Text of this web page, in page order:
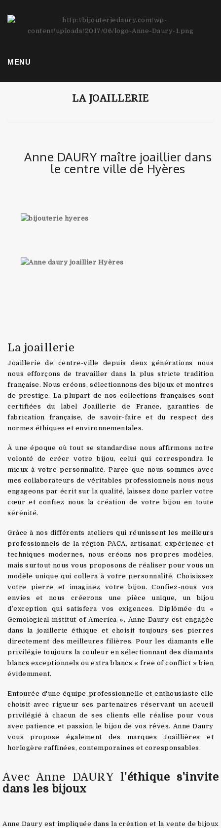
MENU
LA JOAILLERIE
Anne DAURY maître joaillier dans
le centre ville de Hyères
La joaillerie
Joaillerie de centre-ville depuis deux générations nous
nous efforçons de travailler dans la plus stricte tradition
française. Nous créons, sélectionnons des bijoux et montres
de prestige. La plupart de nos collections françaises sont
certifiées du label Joaillerie de France, garanties de
fabrication française, de savoir-faire et du respect des
normes éthiques et environnementales.
À une époque où tout se standardise nous affirmons notre
volonté de créer votre bijou, celui qui correspondra le
mieux à votre personnalité. Parce que nous sommes avec
mes collaborateurs de véritables professionnels nous nous
engageons par écrit sur la qualité, laissez donc parler votre
cœur et confiez nous la création de votre bijou en toute
sérénité.
Grâce à nos différents ateliers qui réunissent les meilleurs
professionnels de la région PACA, artisanat, expérience et
techniques modernes, nous créons nos propres modèles,
mais surtout nous vous proposons de réaliser pour vous un
modèle unique qui collera à votre personnalité. Choisissez
votre pierre et imaginez votre bijou. Confiez-nous vos
envies et nous créerons une pièce unique, un bijou
d’exception qui satisfera vos exigences. Diplômée du «
Gemological institut of America », Anne Daury est engagée
dans la joaillerie éthique et choisit toujours ses pierres
directement des meilleures filières. Pour les diamants elle
privilégie toujours la couleur en sélectionnant des diamants
blancs exceptionnels ou extra blancs « free of conflict » bien
évidemment.
Entourée d'une équipe professionnelle et enthousiaste elle
choisit avec rigueur ses partenaires réservant un accueil
privilégié à chacun de ses clients elle réalise pour vous
avec patience et passion le bijou de vos rêves. Anne Daury
vous propose également des marques Joaillières et
horlogère raffinées, contemporaines et coresponsables.
Avec Anne DAURY l'éthique s'invite
dans les bijoux
Anne Daury est impliquée dans la création et la vente de bijoux